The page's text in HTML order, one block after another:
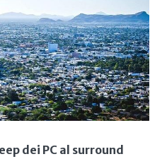
dei PC al surround